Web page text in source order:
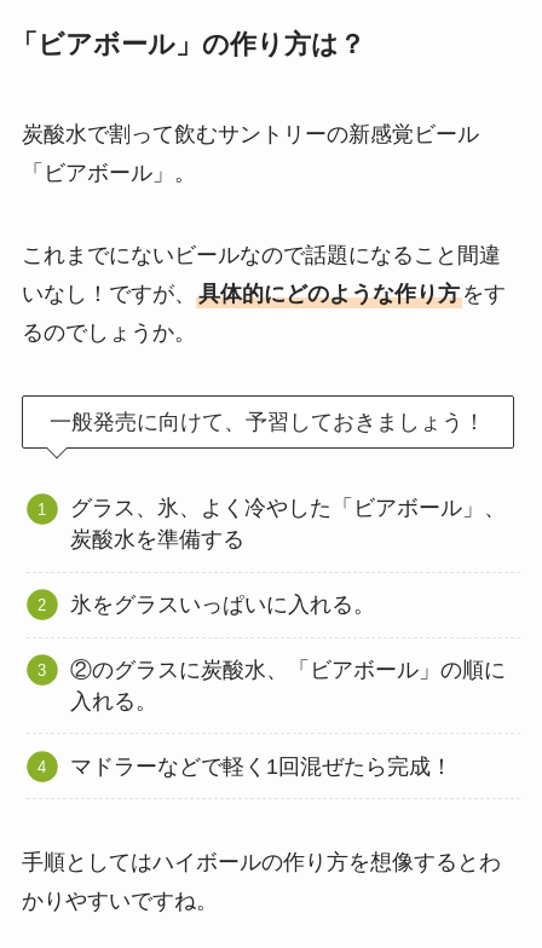
「ビアボール」の作り方は？
炭酸水で割って飲むサントリーの新感覚ビール
「ビアボール」。
これまでにないビールなので話題になること間違
いなし！ですが、 具体的にどのような作り方をす
るのでしょうか。
一般発売に向けて、予習しておきましょう！
グラス、氷、よく冷やした「ビアボール」、
炭酸水を準備する
氷をグラスいっぱいに入れる。
②のグラスに炭酸水、「ビアボール」の順に
入れる。
マドラーなどで軽く1回混ぜたら完成！
手順としてはハイボールの作り方を想像するとわ
かりやすいですね。